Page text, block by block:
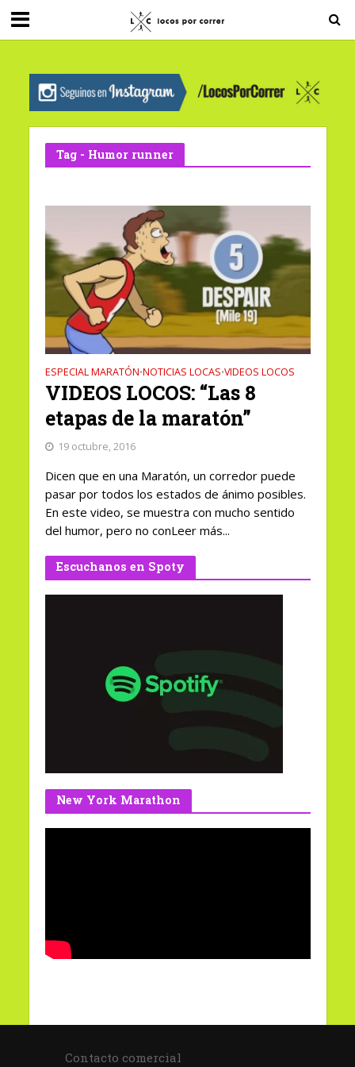
G-0X2PD3RFLV
Tag - Humor runner
ESPECIAL MARATÓN•NOTICIAS LOCAS•VIDEOS LOCOS
VIDEOS LOCOS: “Las 8
etapas de la maratón”
19 octubre, 2016
Dicen que en una Maratón, un corredor puede
pasar por todos los estados de ánimo posibles.
En este video, se muestra con mucho sentido
del humor, pero no conLeer más...
Escuchanos en Spoty
New York Marathon
Contacto comercial